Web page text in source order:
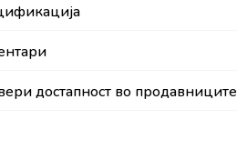
достапност во продавниците